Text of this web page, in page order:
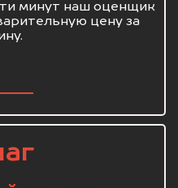
минут наш оценщик
цену за